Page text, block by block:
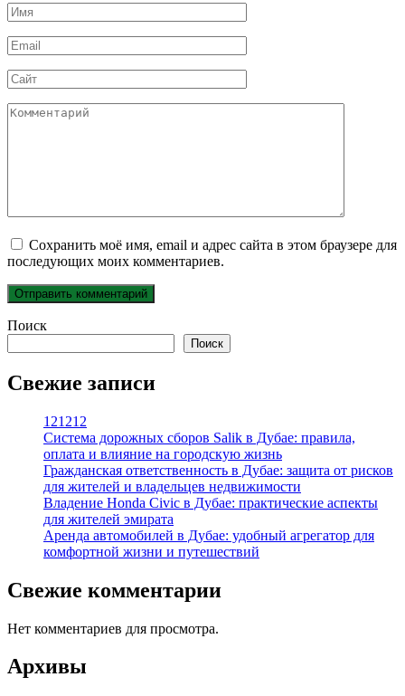
Имя
*
Email
*
Сайт
Комментарий
Сохранить моё имя, email и адрес сайта в этом браузере для
последующих моих комментариев.
Поиск
Поиск
Свежие записи
121212
Система дорожных сборов Salik в Дубае: правила,
оплата и влияние на городскую жизнь
Гражданская ответственность в Дубае: защита от рисков
для жителей и владельцев недвижимости
Владение Honda Civic в Дубае: практические аспекты
для жителей эмирата
Аренда автомобилей в Дубае: удобный агрегатор для
комфортной жизни и путешествий
Свежие комментарии
Нет комментариев для просмотра.
Архивы